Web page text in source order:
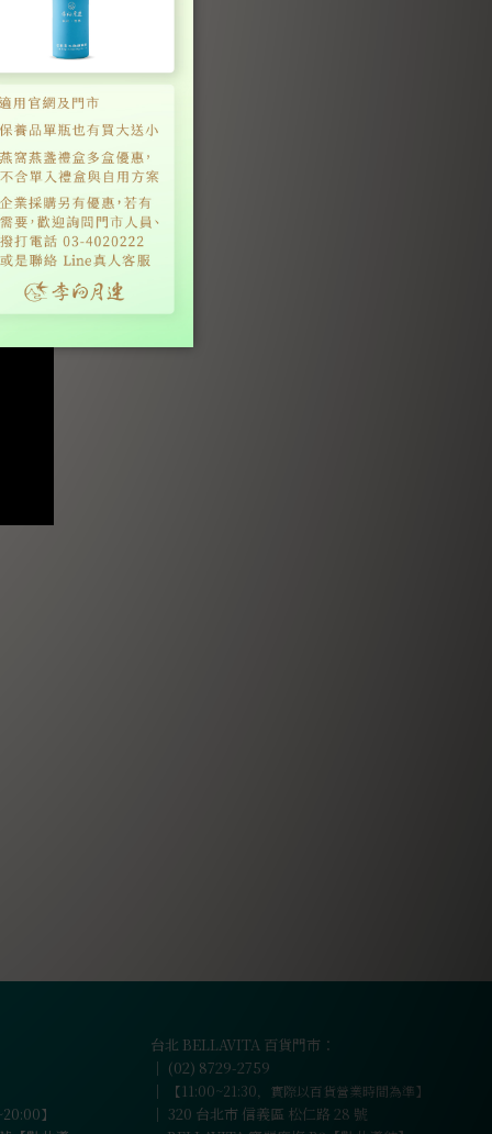
】
台北 BELLAVITA 百貨門市：
｜ (02) 8729-2759
｜
【11:00~21:30，實際以百貨營業時間為準】
｜ 320 台北市 信義區 松仁路 28 號